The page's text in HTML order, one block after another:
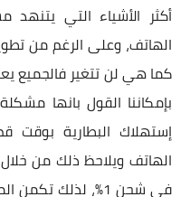
أكثر الأشياء التي يتنهد
الهاتف، وعلى الرغم من
كما هي لن تتغير فالجميع
بإمكاننا القول بانها
إستهلاك البطارية بوقت
الهاتف ويلاحظ ذلك من
في شحن 1%، لذلك